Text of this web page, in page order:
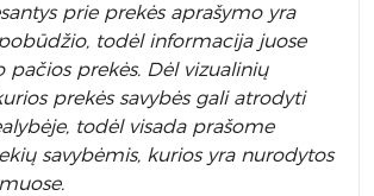
prie prekės aprašymo yra
todėl informacija juose
pačios prekės. Dėl vizualinių
prekės savybės gali atrodyti
todėl visada prašome
savybėmis, kurios yra nurodytos